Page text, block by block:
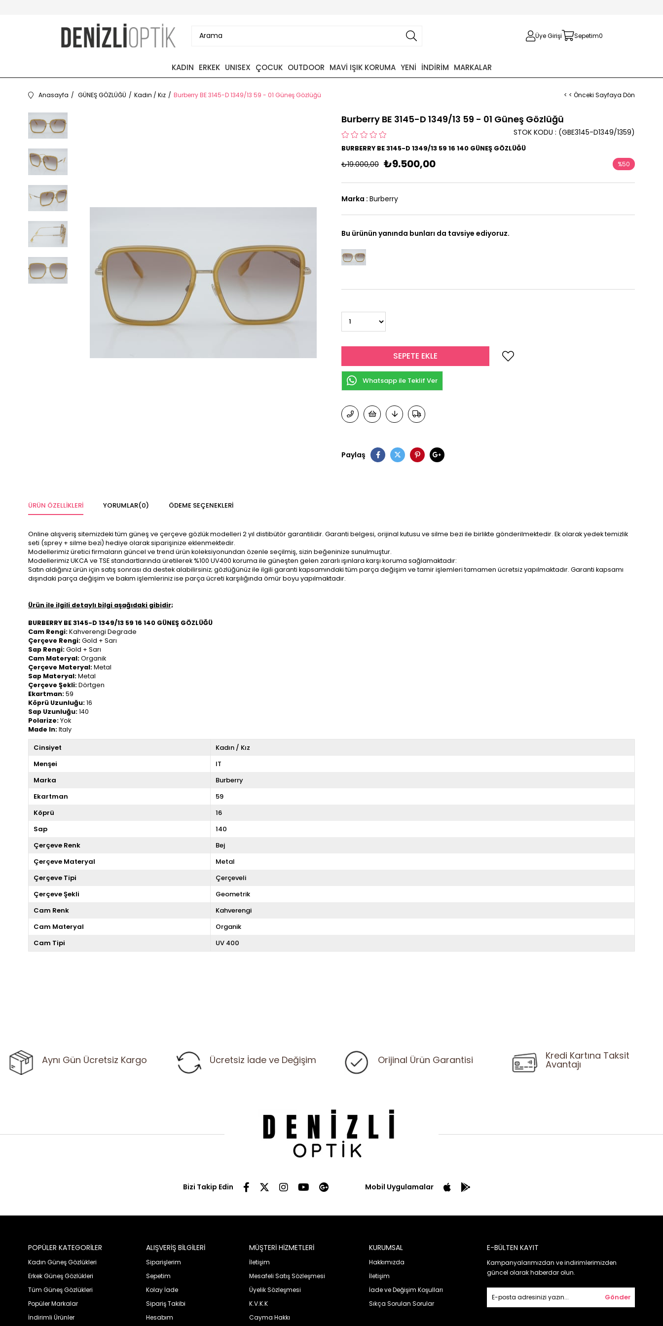
Üye Girişi Sepetim0
KADIN ERKEK UNISEX ÇOCUK OUTDOOR MAVİ IŞIK KORUMA YENİ İNDİRİM MARKALAR
Anasayfa GÜNEŞ GÖZLÜĞÜ Kadın / Kız Burberry BE 3145-D 1349/13 59 - 01 Güneş Gözlüğü < < Önceki Sayfaya Dön
Burberry BE 3145-D 1349/13 59 - 01 Güneş Gözlüğü
(GBE3145-D1349/1359)
STOK KODU
BURBERRY BE 3145-D 1349/13 59 16 140 GÜNEŞ GÖZLÜĞÜ
₺19.000,00 ₺9.500,00 %50
Marka : Burberry
Bu ürünün yanında bunları da tavsiye ediyoruz.
Whatsapp ile Teklif Ver
Paylaş
ÜRÜN ÖZELLIKLERI YORUMLAR(0) ÖDEME SEÇENEKLERI
Online alışveriş sitemizdeki tüm güneş ve çerçeve gözlük modelleri 2 yıl distibütör garantilidir. Garanti belgesi, orijinal kutusu ve silme bezi ile birlikte gönderilmektedir. Ek olarak yedek temizlik
seti (sprey + silme bezi) hediye olarak siparişinize eklenmektedir.
Modellerimiz üretici firmaların güncel ve trend ürün koleksiyonundan özenle seçilmiş, sizin beğeninize sunulmuştur.
Modellerimiz UKCA ve TSE standartlarında üretilerek %100 UV400 koruma ile güneşten gelen zararlı ışınlara karşı koruma sağlamaktadır:
Satın aldığınız ürün için satış sonrası da destek alabilirsiniz; gözlüğünüz ile ilgili garanti kapsamındaki tüm parça değişim ve tamir işlemleri tamamen ücretsiz yapılmaktadır. Garanti kapsamı
dışındaki parça değişim ve bakım işlemleriniz ise parça ücreti karşılığında ömür boyu yapılmaktadır.
Ürün ile ilgili detaylı bilgi aşağıdaki gibidir;
BURBERRY BE 3145-D 1349/13 59 16 140 GÜNEŞ GÖZLÜĞÜ
Cam Rengi:Kahverengi Degrade
Çerçeve Rengi:Gold + Sarı
Sap Rengi:Gold + Sarı
Cam Materyal:Organik
Çerçeve Materyal:Metal
Sap Materyal:Metal
Çerçeve Şekli:Dörtgen
Ekartman:59
Köprü Uzunluğu:16
Sap Uzunluğu:140
Polarize:Yok
Made In:Italy
Cinsiyet
Kadın / Kız
Menşei
IT
Marka
Burberry
Ekartman
59
Köprü
16
Sap
140
Çerçeve Renk
Bej
Çerçeve Materyal
Metal
Çerçeve Tipi
Çerçeveli
Çerçeve Şekli
Geometrik
Cam Renk
Kahverengi
Cam Materyal
Organik
Cam Tipi
UV 400
Aynı Gün Ücretsiz Kargo Ücretsiz İade ve Değişim Orijinal Ürün Garantisi Kredi Kartına Taksit
Avantajı
Bizi Takip Edin Mobil Uygulamalar
POPÜLER KATEGORİLER
Kadın Güneş Gözlükleri
Erkek Güneş Gözlükleri
Tüm Güneş Gözlükleri
Popüler Markalar
İndirimli Ürünler
ALIŞVERİŞ BİLGİLERİ
Siparişlerim
Sepetim
Kolay İade
Sipariş Takibi
Hesabım
MÜŞTERİ HİZMETLERİ
İletişim
Mesafeli Satış Sözleşmesi
Üyelik Sözleşmesi
K.V.K.K
Cayma Hakkı
KURUMSAL
Hakkımızda
İletişim
İade ve Değişim Koşulları
Sıkça Sorulan Sorular
E-BÜLTEN KAYIT
Kampanyalarımızdan ve indirimlerimizden
güncel olarak haberdar olun.
Gönder